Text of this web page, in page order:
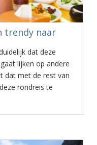
trendy naar
dat deze
lijken op andere
dat met de rest van
rondreis te